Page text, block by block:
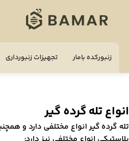
زنبورکده بامار تجهيزات زنبورداری
انواع تله گرده گیر
تله گرده گیر انواع مختلفی دارد و